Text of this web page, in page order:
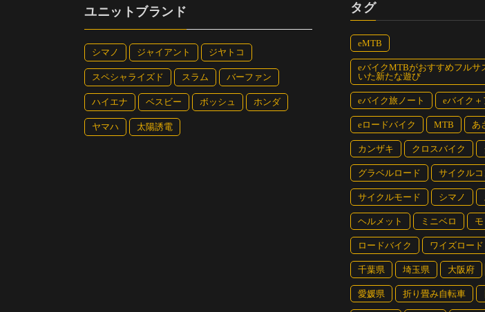
静かに目を瞑れる。
ユニットブランド
シマノ ジャイアント ジヤトコ
スペシャライズド スラム バーファン
ハイエナ ベスビー ボッシュ ホンダ
ヤマハ 太陽誘電
タグ
eMTB
eバイクMTBがおすすめフルサ
いた新たな遊び
eバイク旅ノート eバイク
eロードバイク MTB あ
カンザキ クロスバイク
グラベルロード サイクル
サイクルモード シマノ
ヘルメット ミニベロ
ロードバイク ワイズロード
千葉県 埼玉県 大阪府
愛媛県 折り畳み自転車